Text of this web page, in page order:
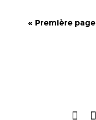
« Première page